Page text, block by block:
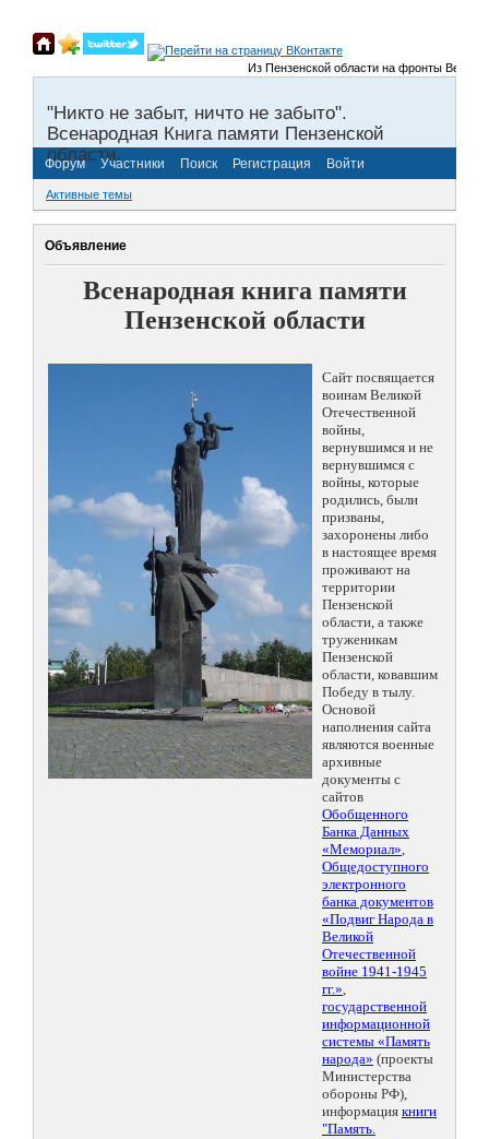
Из Пензенской области на фронты
"Никто не забыт, ничто не забыто".
Всенародная Книга памяти Пензенской
области.
Форум Участники Поиск Регистрация Войти
Активные темы
Объявление
Всенародная книга памяти
Пензенской области
Сайт посвящается
воинам Великой
Отечественной
войны,
вернувшимся и не
вернувшимся с
войны, которые
родились, были
призваны,
захоронены либо
в настоящее время
проживают на
территории
Пензенской
области, а также
труженикам
Пензенской
области, ковавшим
Победу в тылу.
Основой
наполнения сайта
являются военные
архивные
документы с
сайтов
Обобщенного
Банка Данных
«Мемориал»,
Общедоступного
электронного
банка документов
«Подвиг Народа в
Великой
Отечественной
войне 1941-1945
гг.»,
государственной
информационной
системы «Память
народа» (проекты
Министерства
обороны РФ),
информация книги
"Память.